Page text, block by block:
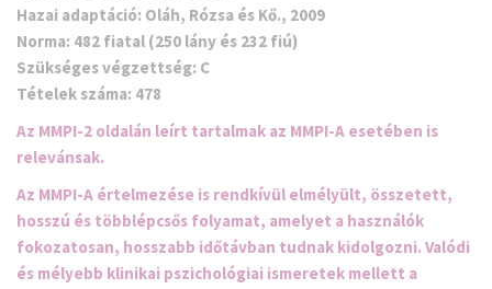
Hazai adaptáció: Oláh, Rózsa és Kő., 2009
Norma: 482 fiatal (250 lány és 232 fiú)
Szükséges végzettség: C
Tételek száma: 478
Az MMPI-2 oldalán leírt tartalmak az MMPI-A esetében is
relevánsak.
Az MMPI-A értelmezése is rendkívül elmélyült, összetett,
hosszú és többlépcsős folyamat, amelyet a használók
fokozatosan, hosszabb időtávban tudnak kidolgozni. Valódi
és mélyebb klinikai pszichológiai ismeretek mellett a